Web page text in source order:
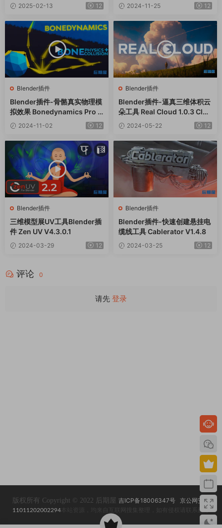
2025-02-13 12 2024-11-25 12
Blender插件
Blender插件-骨骼真实物理模
拟效果 Bonedynamics Pro V
1.5.32024-11-02 12
Blender插件
Blender插件-逼真三维体积云
朵工具 Real Cloud 1.0.3 Clou
d Generator+预设库
2024-05-22 12
Blender插件
三维模型展UV工具Blender插
件 Zen UV V4.3.0.1
2024-03-29 12
Blender插件
Blender插件-快速创建悬挂电
缆线工具 Cablerator V1.4.8
2024-03-25 12
评论 0
请先 登录
版权所有 Copyright © 2022 后期屋 吉ICP备18006347号
京公网安备
11011202002294 本站资源，均来自互联网搜集整理，如有侵权请联系删除